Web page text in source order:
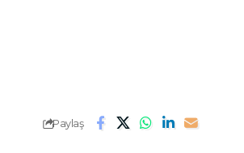
Paylaş